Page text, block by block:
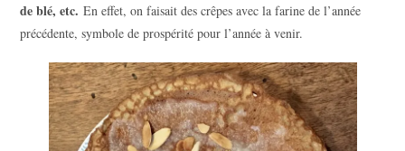
de blé, etc.En effet, on faisait des crêpes avec la farine de l’année
précédente, symbole de prospérité pour l’année à venir.